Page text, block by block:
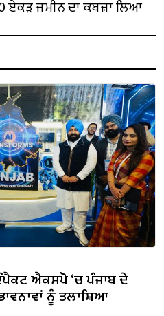
ਏਕੜ ਜ਼ਮੀਨ ਦਾ ਕਬਜ਼ਾ ਲਿਆ
ਐਕਸਪੋ ‘ਚ ਪੰਜਾਬ ਦੇ
ਨੂੰ ਤਲਾਸ਼ਿਆ